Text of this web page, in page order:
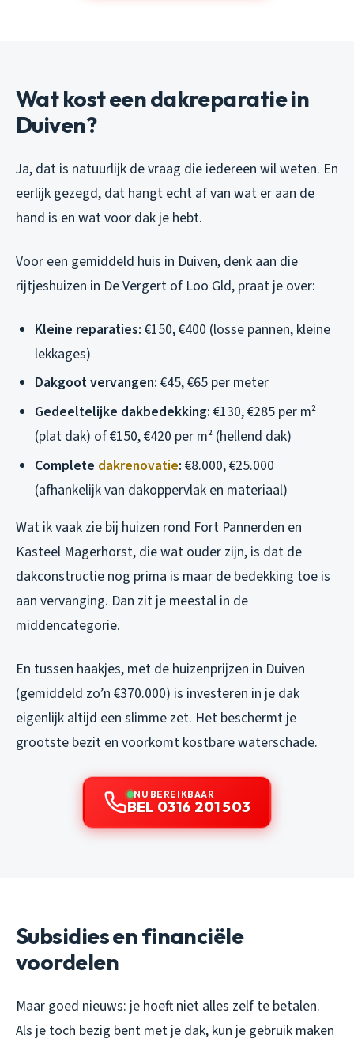
Wat kost een dakreparatie in
Duiven?
Ja, dat is natuurlijk de vraag die iedereen wil weten. En
eerlijk gezegd, dat hangt echt af van wat er aan de
hand is en wat voor dak je hebt.
Voor een gemiddeld huis in Duiven, denk aan die
rijtjeshuizen in De Vergert of Loo Gld, praat je over:
Kleine reparaties: €150, €400 (losse pannen, kleine
lekkages)
Dakgoot vervangen: €45, €65 per meter
Gedeeltelijke dakbedekking: €130, €285 per m²
(plat dak) of €150, €420 per m² (hellend dak)
Complete dakrenovatie: €8.000, €25.000
(afhankelijk van dakoppervlak en materiaal)
Wat ik vaak zie bij huizen rond Fort Pannerden en
Kasteel Magerhorst, die wat ouder zijn, is dat de
dakconstructie nog prima is maar de bedekking toe is
aan vervanging. Dan zit je meestal in de
middencategorie.
En tussen haakjes, met de huizenprijzen in Duiven
(gemiddeld zo’n €370.000) is investeren in je dak
eigenlijk altijd een slimme zet. Het beschermt je
grootste bezit en voorkomt kostbare waterschade.
NU BEREIKBAAR
BEL 0316 201 503
Subsidies en financiële
voordelen
Maar goed nieuws: je hoeft niet alles zelf te betalen.
Als je toch bezig bent met je dak, kun je gebruik maken